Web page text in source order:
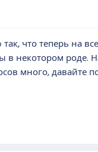
что теперь на все
некотором роде.
много, давайте